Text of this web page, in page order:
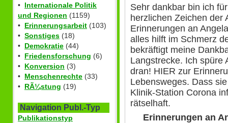
• Internationale Politik
und Regionen (1159)
• Erinnerungsarbeit (103)
• Sonstiges (18)
• Demokratie (44)
• Friedensforschung (6)
• Konversion (3)
• Menschenrechte (33)
• RÃ¼stung (19)
Navigation Publ.-Typ
Publikationstyp
Sehr dankbar bin ich
herzlichen Zeichen der
Erinnerungen an
alles hilft im Schmerz
bekräftigt meine
Langstrecke. Ich spüre
dran! HIER zur
Lebensweges. Dass
Klinik-Station Corona
rätselhaft.
Erinnerungen an